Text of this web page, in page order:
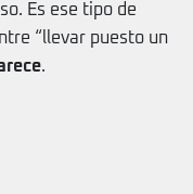
Es ese tipo de
“llevar puesto un
.